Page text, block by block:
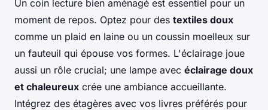
Un coin lecture bien aménagé est essentiel pour un
moment de repos. Optez pour des textiles doux
comme un plaid en laine ou un coussin moelleux sur
un fauteuil qui épouse vos formes. L'éclairage joue
aussi un rôle crucial; une lampe avec éclairage doux
et chaleureux crée une ambiance accueillante.
Intégrez des étagères avec vos livres préférés pour